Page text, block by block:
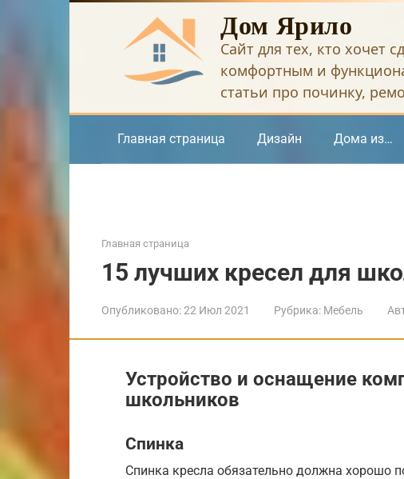
Дом Ярило
Сайт для тех, кто хочет
комфортным и
статьи про починку,
Главная страница Дизайн Дома из…
Главная страница
15 лучших кресел для
Опубликовано:22 Июл 2021 Рубрика: Мебель
Устройство и оснащение
школьников
Спинка
Спинка кресла обязательно должна хорошо